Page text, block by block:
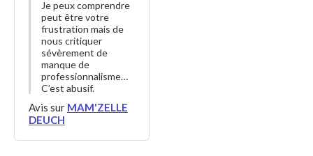
Je peux comprendre
peut être votre
frustration mais de
nous critiquer
sévèrement de
manque de
professionnalisme…
C’est abusif.
Avis sur MAM'ZELLE
DEUCH